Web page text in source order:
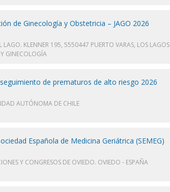
de Ginecología y Obstetricia – JAGO 2026
LAGO. KLENNER 195, 5550447 PUERTO VARAS, LOS LAGOS
GINECOLOGÍA
de prematuros de alto riesgo 2026
AUTÓNOMA DE CHILE
Española de Medicina Geriátrica (SEMEG)
Y CONGRESOS DE OVIEDO. OVIEDO - ESPAÑA